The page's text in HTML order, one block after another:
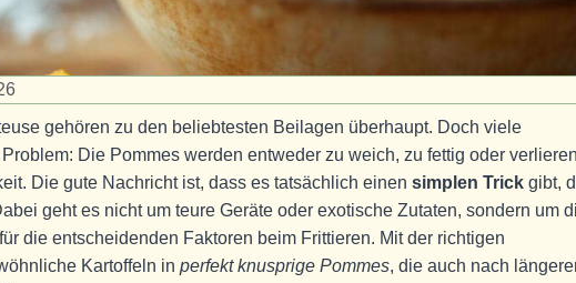
gehören zu den beliebtesten Beilagen überhaupt. Doch viele
Die Pommes werden entweder zu weich, zu fettig oder
Die gute Nachricht ist, dass es tatsächlich einen simplen Trick gibt,
geht es nicht um teure Geräte oder exotische Zutaten, sondern um
die entscheidenden Faktoren beim Frittieren. Mit der richtigen
Kartoffeln in perfekt knusprige Pommes, die auch nach